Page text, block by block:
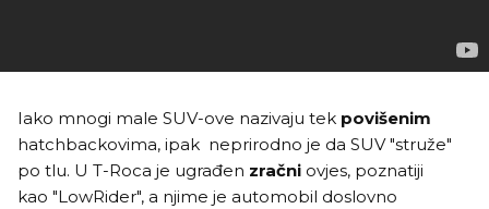
Iako mnogi male SUV-ove nazivaju tek povišenim
hatchbackovima, ipak neprirodno je da SUV "struže"
po tlu. U T-Roca je ugrađen zračni ovjes, poznatiji
kao "LowRider", a njime je automobil doslovno